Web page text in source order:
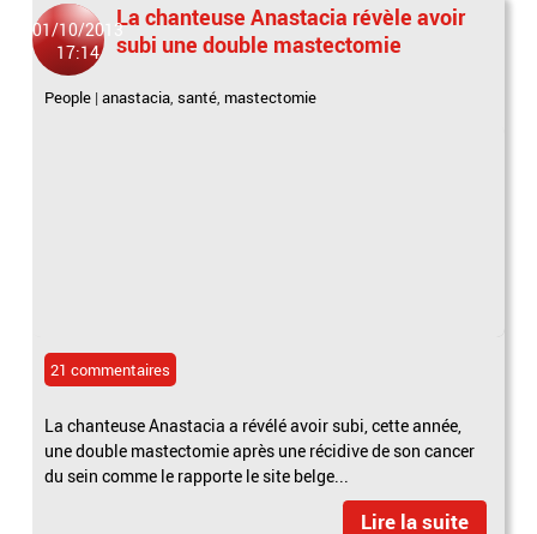
01/10/2013
17:14
La chanteuse Anastacia révèle avoir
subi une double mastectomie
People |anastacia,santé, mastectomie
21 commentaires
La chanteuse Anastacia a révélé avoir subi, cette année,
une double mastectomie après une récidive de son cancer
du sein comme le rapporte le site belge...
Lire la suite